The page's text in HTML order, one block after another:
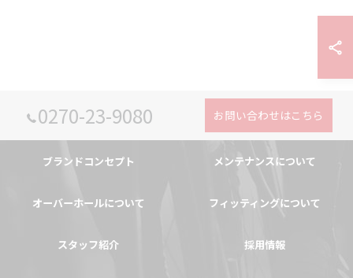
0270-23-9080 お問い合わせはこちら
ブランドコンセプト メンテナンスについて
オーバーホールについて フィッティングについて
スタッフ紹介 採用情報